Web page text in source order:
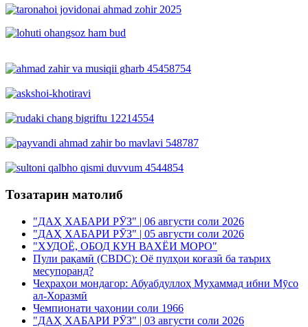
Тозатарин матолиб
"ДАҲ ХАБАРИ РӮЗ" | 06 августи соли 2026
"ДАҲ ХАБАРИ РӮЗ" | 05 августи соли 2026
"ХУДОЁ, ОБОД КУН ВАХЁИ МОРО"
Пули рақамӣ (CBDC): Оё пулҳои коғазӣ ба таърих
месупоранд?
Чеҳраҳои мондагор: Абуабдуллоҳ Муҳаммад ибни Мӯсо
ал-Хоразмӣ
Чемпионати ҷаҳонии соли 1966
"ДАҲ ХАБАРИ РӮЗ" | 03 августи соли 2026